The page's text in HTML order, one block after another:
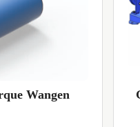
Wangen